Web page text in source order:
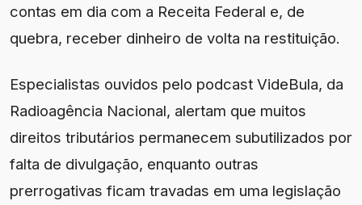
contas em dia com a Receita Federal e, de
quebra, receber dinheiro de volta na restituição.
Especialistas ouvidos pelo podcast VideBula, da
Radioagência Nacional, alertam que muitos
direitos tributários permanecem subutilizados por
falta de divulgação, enquanto outras
prerrogativas ficam travadas em uma legislação